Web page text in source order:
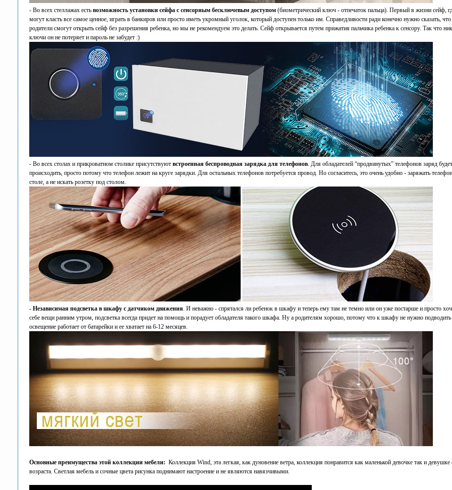
- Во всех стеллажах есть возможность установки сейфа с сенсорным бесключевым доступом (биометрический ключ - отпечаток пальца). Первый в жизни сейф,
могут класть все самое ценное, играть в банкиров или просто иметь укромный уголок, который доступен только им. Справедливости ради конечно нужно сказать, что
родители смогут открыть сейф без разрешения ребенка, но мы не рекомендуем это делать. Сейф открывается путем прижатия пальчика ребенка к сенсору. Так что
ключи он не потеряет и пароль не забудет :)
- Во всех столах и прикроватном столике присутствуют встроенная беспроводная зарядка для телефонов. Для обладателей “продвинутых” телефонов заряд будет
происходить, просто потому что телефон лежит на круге зарядки. Для остальных телефонов потребуется провод. Но согласитесь, это очень удобно - заряжать
столе, а не искать розетку под столом.
- Независимая подсветка в шкафу с датчиком движения. И неважно - спрятался ли ребенок в шкафу и теперь ему там не темно или он уже постарше и просто
себе вещи ранним утром, подсветка всегда придет на помощь и порадует обладателя такого шкафа. Ну а родителям хорошо, потому что к шкафу не нужно
освещение работает от батарейки и ее хватает на 6-12 месяцев.
Основные преимущества этой коллекции мебели: Коллекция Wind, эта легкая, как дуновение ветра, коллекция понравится как маленькой девочке так и девушке
возраста. Светлая мебель и сочные цвета рисунка поднимают настроение и не являются навязчивыми.